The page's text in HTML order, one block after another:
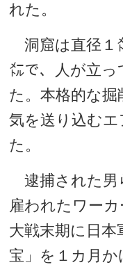
れた。
洞窟は直径１
㍍で、人が立
た。本格的な
気を送り込む
た。
逮捕された男
雇われたワー
大戦末期に日
宝」を１カ月か